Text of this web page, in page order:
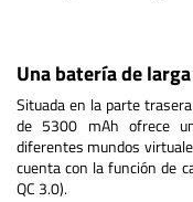
Una batería de
Situada en la parte
de 5300 mAh ofrece
diferentes mundos
cuenta con la función de
QC 3.0).